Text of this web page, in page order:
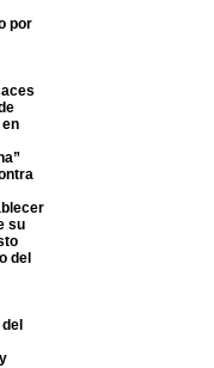
por
su
del